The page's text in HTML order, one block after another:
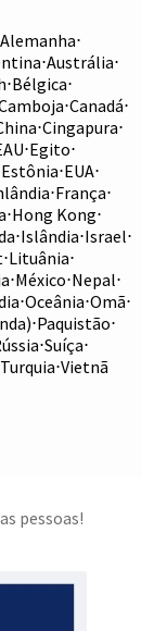
Alemanha⋅
⋅Austrália⋅
⋅Bélgica⋅
⋅Canadá⋅
⋅Cingapura⋅
⋅Egito⋅
Estônia⋅EUA⋅
⋅França⋅
⋅Hong Kong⋅
⋅Islândia⋅Israel⋅
⋅Lituânia⋅
⋅México⋅Nepal⋅
⋅Oceânia⋅Omã⋅
⋅Paquistão⋅
⋅Suíça⋅
Turquia⋅Vietnã
pessoas!